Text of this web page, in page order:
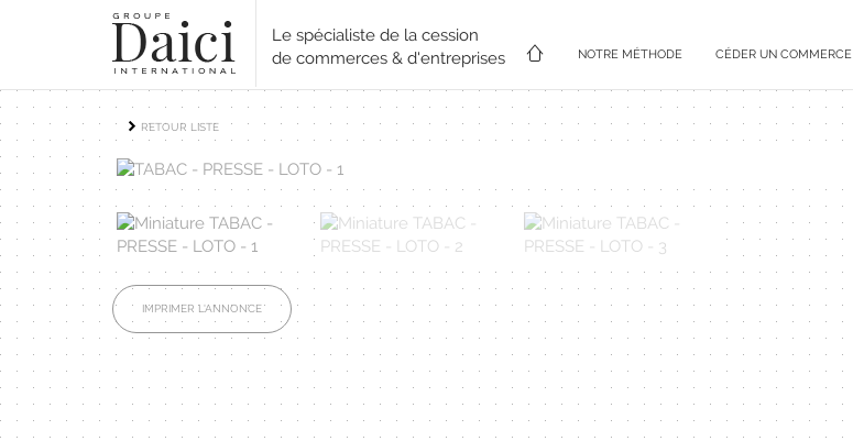
Le spécialiste de la cession
de commerces & d'entreprises
NOTRE MÉTHODE CÉDER UN COMMERCE
RETOUR LISTE
IMPRIMER L'ANNONCE